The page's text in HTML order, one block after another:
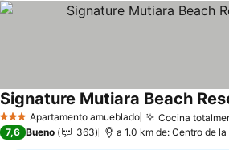
3 EstrellasApartamento amueblado Cocina
Signature Mutiara Beach
7,6 Bueno 363 a 1.0 km de: Centro de